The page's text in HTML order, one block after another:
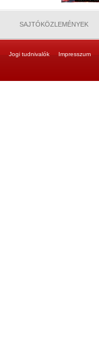
SAJTÓKÖZLEMÉNYEK
Jogi tudnivalók Impresszum